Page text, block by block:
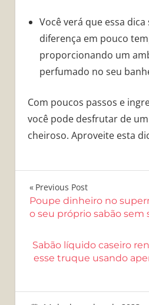
Você verá que essa
diferença em pouco
proporcionando um
perfumado no seu
Com poucos passos e
você pode desfrutar de
cheiroso. Aproveite esta
Navegação
de
Post
Previous Post
Poupe dinheiro no
o seu próprio sabão sem
Sabão líquido caseiro
esse truque usando